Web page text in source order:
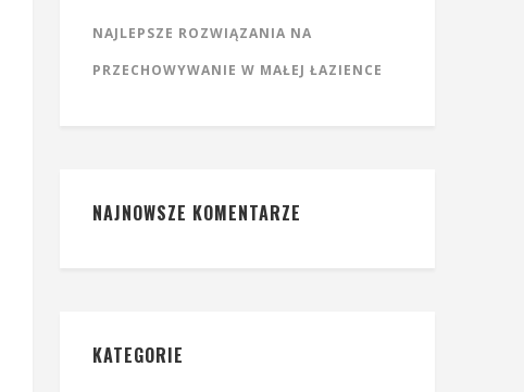
NAJLEPSZE ROZWIĄZANIA NA
PRZECHOWYWANIE W MAŁEJ ŁAZIENCE
NAJNOWSZE KOMENTARZE
KATEGORIE